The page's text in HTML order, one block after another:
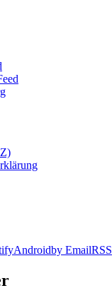
Androidby EmailRSS